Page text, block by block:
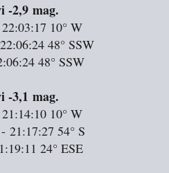
-2,9 mag.
10° W
48° SSW
48° SSW
-3,1 mag.
10° W
21:17:27 54° S
24° ESE